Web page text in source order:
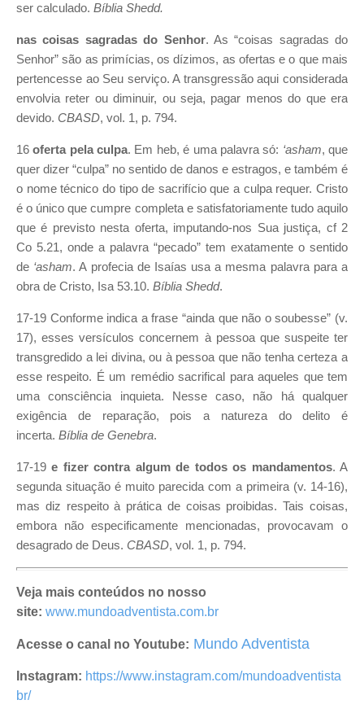
ser calculado. Bíblia Shedd.
nas coisas sagradas do Senhor. As “coisas sagradas do
Senhor” são as primícias, os dízimos, as ofertas e o que mais
pertencesse ao Seu serviço. A transgressão aqui considerada
envolvia reter ou diminuir, ou seja, pagar menos do que era
devido. CBASD, vol. 1, p. 794.
16oferta pela culpa. Em heb, é uma palavra só: ‘asham, que
quer dizer “culpa” no sentido de danos e estragos, e também é
o nome técnico do tipo de sacrifício que a culpa requer. Cristo
é o único que cumpre completa e satisfatoriamente tudo aquilo
que é previsto nesta oferta, imputando-nos Sua justiça, cf 2
Co 5.21, onde a palavra “pecado” tem exatamente o sentido
de ‘asham. A profecia de Isaías usa a mesma palavra para a
obra de Cristo, Isa 53.10. Bíblia Shedd.
17-19 Conforme indica a frase “ainda que não o soubesse” (v.
17), esses versículos concernem à pessoa que suspeite ter
transgredido a lei divina, ou à pessoa que não tenha certeza a
esse respeito. É um remédio sacrifical para aqueles que tem
uma consciência inquieta. Nesse caso, não há qualquer
exigência de reparação, pois a natureza do delito é
incerta. Bíblia de Genebra.
17-19e fizer contra algum de todos os mandamentos. A
segunda situação é muito parecida com a primeira (v. 14-16),
mas diz respeito à prática de coisas proibidas. Tais coisas,
embora não especificamente mencionadas, provocavam o
desagrado de Deus. CBASD, vol. 1, p. 794.
Veja mais conteúdos no nosso
site: www.mundoadventista.com.br
Acesse o canal no Youtube: Mundo Adventista
Instagram: https://www.instagram.com/mundoadventista
br/